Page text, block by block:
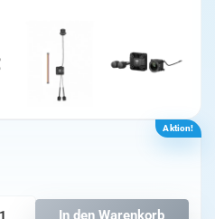
Aktion!
Preis war: CHF 247.00
Aktueller Preis ist: CHF
In den Warenkorb